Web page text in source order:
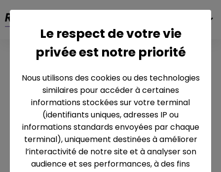
INDEX ÉGALITÉ FEMMES/HOMMES
L’engagement de la société en faveur de
l’égalité femmes-hommes est confirmé
avecun score de 85/100(Index égalité
2024 sur l’année 2023)décliné par
indicateur comme suit :
Indicateur écart de rémunérations :
37/40
Le respect de votre vie
privée est notre priorité
Nous utilisons des cookies ou des technologies
similaires pour accéder à certaines
informations stockées sur votre terminal
(identifiants uniques, adresses IP ou
informations standards envoyées par chaque
terminal), uniquement destinées à améliorer
l’interactivité de notre site et à analyser son
audience et ses performances, à des fins